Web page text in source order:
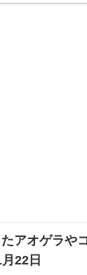
アオゲラや
22日